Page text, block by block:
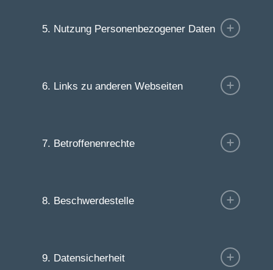
5. Nutzung Personenbezogener Daten
6. Links zu anderen Webseiten
7. Betroffenenrechte
8. Beschwerdestelle
9. Datensicherheit